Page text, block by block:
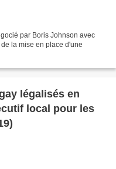
par Boris Johnson avec
la mise en place d'une
légalisés en
local pour les